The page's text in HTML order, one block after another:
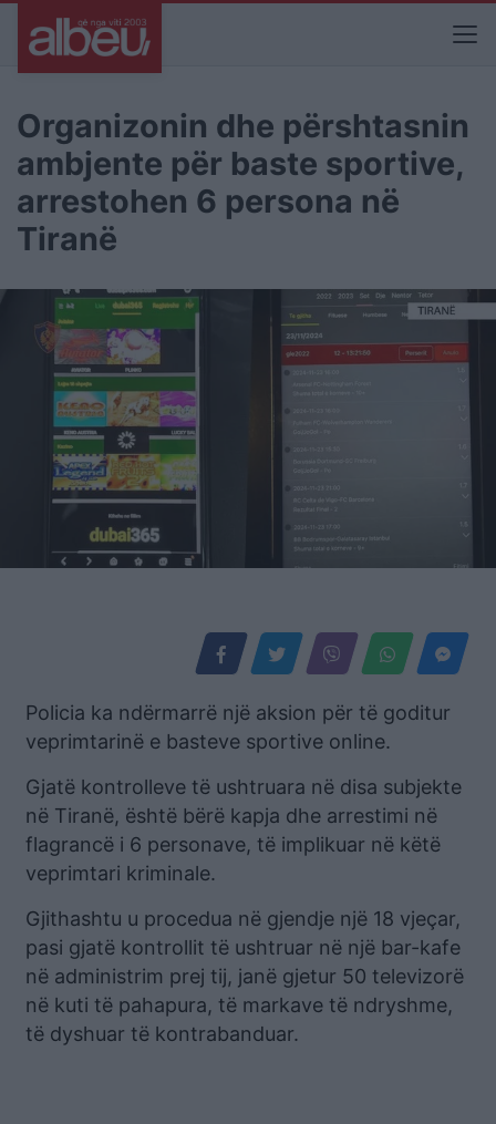
Organizonin dhe përshtasnin
ambjente për baste sportive,
arrestohen 6 persona në
Tiranë
Policia ka ndërmarrë një aksion për të goditur
veprimtarinë e basteve sportive online.
Gjatë kontrolleve të ushtruara në disa subjekte
në Tiranë, është bërë kapja dhe arrestimi në
flagrancë i 6 personave, të implikuar në këtë
veprimtari kriminale.
Gjithashtu u procedua në gjendje një 18 vjeçar,
pasi gjatë kontrollit të ushtruar në një bar-kafe
në administrim prej tij, janë gjetur 50 televizorë
në kuti të pahapura, të markave të ndryshme,
të dyshuar të kontrabanduar.